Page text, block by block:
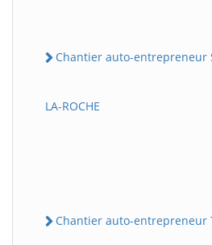
Chantier auto-entrepreneur
LA-ROCHE
Chantier auto-entrepreneur